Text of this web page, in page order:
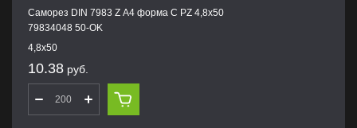
Саморез DIN 7983 Z А4 форма С PZ 4,8х50
79834048 50-OK
4,8х50
10.38 руб.